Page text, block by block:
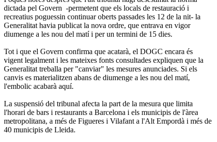
dictada pel Govern -permetent que els locals de restauració i
recreatius poguessin continuar oberts passades les 12 de la nit- la
Generalitat havia publicat la nova ordre, que entrava en vigor
diumenge a les nou del matí i per un termini de 15 dies.
Tot i que el Govern confirma que acatarà, el DOGC encara és
vigent legalment i les mateixes fonts consultades expliquen que la
Generalitat treballa per "canviar" les mesures anunciades. Si els
canvis es materialitzen abans de diumenge a les nou del matí,
l'embolic acabarà aquí.
La suspensió del tribunal afecta la part de la mesura que limita
l'horari de bars i restaurants a Barcelona i els municipis de l'àrea
metropolitana, a més de Figueres i Vilafant a l'Alt Empordà i més de
40 municipis de Lleida.